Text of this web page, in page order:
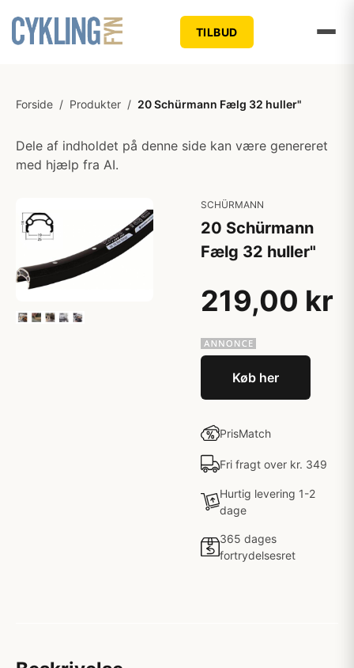
TILBUD
Forside / Produkter / 20 Schürmann Fælg 32 huller"
Dele af indholdet på denne side kan være genereret
med hjælp fra AI.
SCHÜRMANN
20 Schürmann
Fælg 32 huller"
219,00 kr
Køb her
PrisMatch
Fri fragt over kr. 349
Hurtig levering 1-2
dage
365 dages
fortrydelsesret